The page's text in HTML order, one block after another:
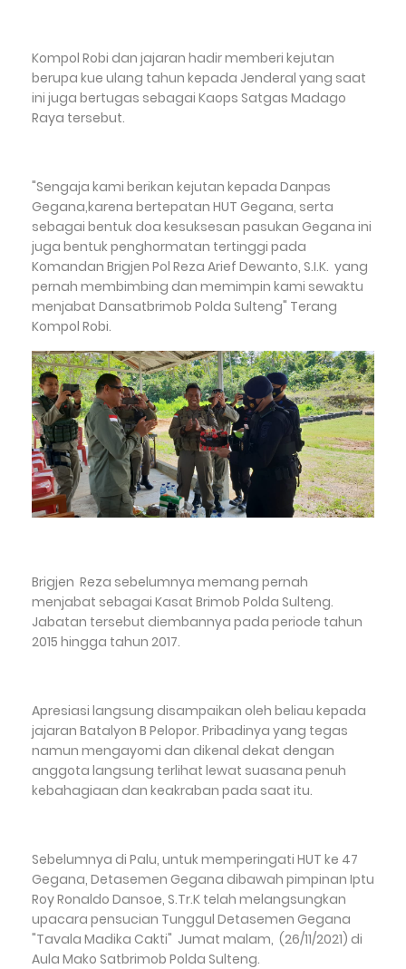
Kompol Robi dan jajaran hadir memberi kejutan
berupa kue ulang tahun kepada Jenderal yang saat
ini juga bertugas sebagai Kaops Satgas Madago
Raya tersebut.
"Sengaja kami berikan kejutan kepada Danpas
Gegana,karena bertepatan HUT Gegana, serta
sebagai bentuk doa kesuksesan pasukan Gegana ini
juga bentuk penghormatan tertinggi pada
Komandan Brigjen Pol Reza Arief Dewanto, S.I.K. yang
pernah membimbing dan memimpin kami sewaktu
menjabat Dansatbrimob Polda Sulteng" Terang
Kompol Robi.
Brigjen Reza sebelumnya memang pernah
menjabat sebagai Kasat Brimob Polda Sulteng.
Jabatan tersebut diembannya pada periode tahun
2015 hingga tahun 2017.
Apresiasi langsung disampaikan oleh beliau kepada
jajaran Batalyon B Pelopor. Pribadinya yang tegas
namun mengayomi dan dikenal dekat dengan
anggota langsung terlihat lewat suasana penuh
kebahagiaan dan keakraban pada saat itu.
Sebelumnya di Palu, untuk memperingati HUT ke 47
Gegana, Detasemen Gegana dibawah pimpinan Iptu
Roy Ronaldo Dansoe, S.Tr.K telah melangsungkan
upacara pensucian Tunggul Detasemen Gegana
"Tavala Madika Cakti" Jumat malam, (26/11/2021) di
Aula Mako Satbrimob Polda Sulteng.